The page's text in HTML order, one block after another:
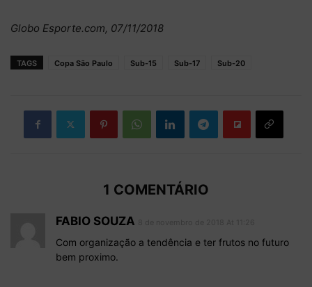
Globo Esporte.com, 07/11/2018
TAGS Copa São Paulo Sub-15 Sub-17 Sub-20
1 COMENTÁRIO
FABIO SOUZA
Com organização a tendência e ter frutos no futuro
bem proximo.